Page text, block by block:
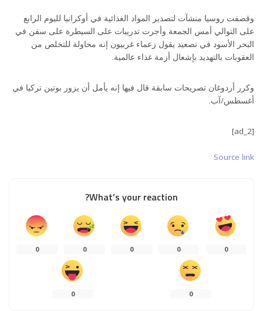
وقصفت روسيا منشآت لتصدير المواد الغذائية في أوكرانيا لليوم الرابع
على التوالي أمس الجمعة وأجرت تدريبات على السيطرة على سفن في
البحر الأسود في تصعيد يقول زعماء غربيون إنه محاولة للتخلص من
العقوبات بالتهديد بإشعال أزمة غذاء عالمية.
وكرر أردوغان تصريحات سابقة قال فيها إنه يأمل أن يزور بوتين تركيا في
أغسطس/آب.
[ad_2]
Source link
What’s your reaction?
0
0
0
0
0
0
0